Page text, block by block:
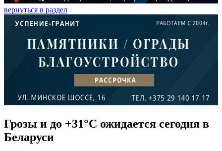
вернуться в раздел
Грозы и до +31°С ожидается сегодня в
Беларуси